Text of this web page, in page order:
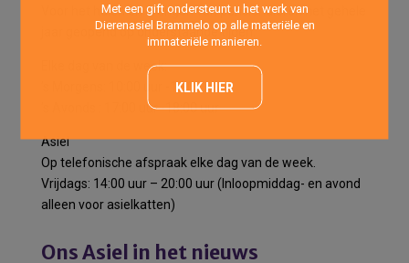
Voor het halen en brengen van pensiondieren het gehele
jaar geopend op onderstaande tijden:
Elke dag van de week:
’s Morgens: 10:00 uur -12:00 uur
’s Avonds : 17:00 uur -18:00 uur
Asiel
Op telefonische afspraak elke dag van de week.
Vrijdags: 14:00 uur – 20:00 uur (Inloopmiddag- en avond
alleen voor asielkatten)
Ons Asiel in het nieuws
Met een gift ondersteunt u het werk van
Dierenasiel Brammelo op alle materiële en
immateriële manieren.
KLIK HIER